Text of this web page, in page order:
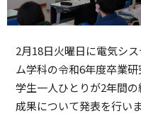
2月18日火曜日に電気シ
ム学科の令和6年度卒業研
学生一人ひとりが2年間
成果について発表を行い